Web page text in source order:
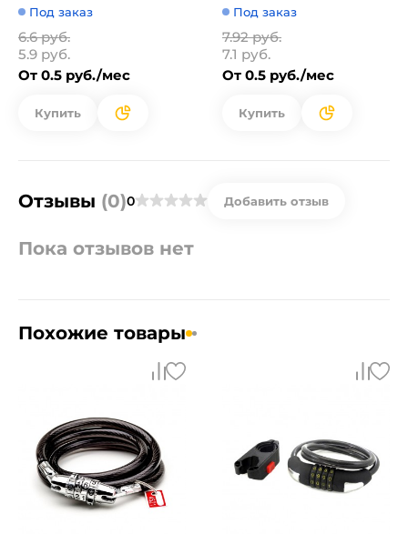
Под заказ
6.6 руб.
5.9 руб.
От 0.5 руб./мес
Купить
Под заказ
7.92 руб.
7.1 руб.
От 0.5 руб./мес
Купить
Отзывы (0)0 Добавить отзыв
Пока отзывов нет
Похожие товары